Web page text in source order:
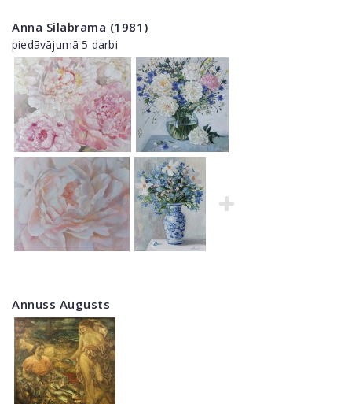
Anna Silabrama (1981)
piedāvājumā 5 darbi
Annuss Augusts